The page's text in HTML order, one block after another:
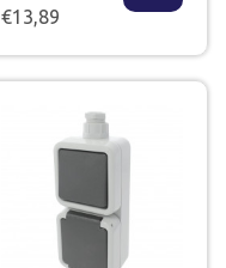
€13,89